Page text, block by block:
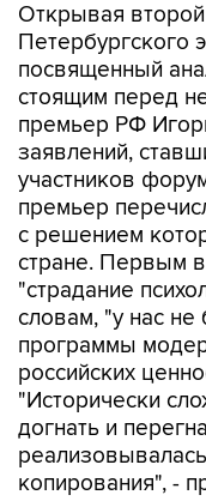
Открывая
Петербургского
посвященный
стоящим перед
премьер РФ
заявлений,
участников
премьер
с решением
стране. Первым
"страдание
словам, "у нас
программы
российских
"Исторически
догнать и
копирования", -